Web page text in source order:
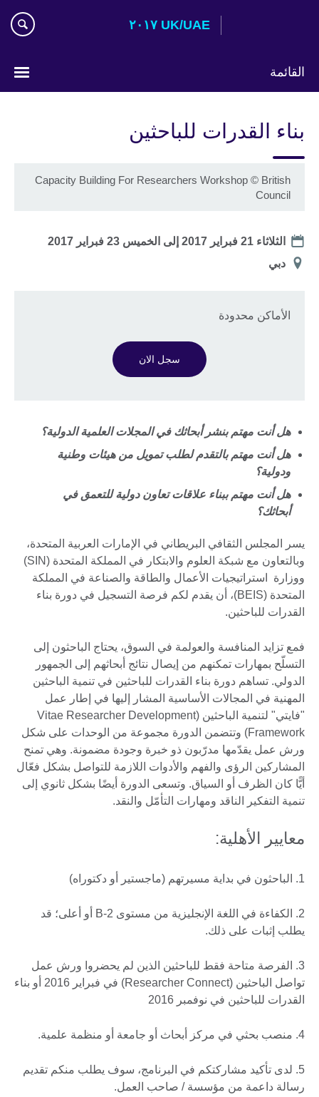
UK/UAE ٢٠١٧
القائمة
بناء القدرات للباحثين
Capacity Building For Researchers Workshop © British
Council
Date
الثلاثاء 21 فبراير 2017 إلى الخميس 23 فبراير 2017
الموقع
دبي‎‎
الأماكن محدودة
سجل الان
هل أنت مهتم بنشر أبحاثك في المجلات العلمية الدولية؟
هل أنت مهتم بالتقدم لطلب تمويل من هيئات وطنية
ودولية؟
هل أنت مهتم ببناء علاقات تعاون دولية للتعمق في
أبحاثك؟
يسر المجلس الثقافي البريطاني في الإمارات العربية المتحدة،
وبالتعاون مع شبكة العلوم والابتكار في المملكة المتحدة (SIN)
ووزارة استراتيجيات الأعمال والطاقة والصناعة في المملكة
المتحدة (BEIS)، أن يقدم لكم فرصة التسجيل في دورة بناء
القدرات للباحثين.
فمع تزايد المنافسة والعولمة في السوق، يحتاج الباحثون إلى
التسلّح بمهارات تمكنهم من إيصال نتائج أبحاثهم إلى الجمهور
الدولي. تساهم دورة بناء القدرات للباحثين في تنمية الباحثين
المهنية في المجالات الأساسية المشار إليها في إطار عمل
"فايتي" لتنمية الباحثين (Vitae Researcher Development
Framework) وتتضمن الدورة مجموعة من الوحدات على شكل
ورش عمل يقدّمها مدرّبون ذو خبرة وجودة مضمونة. وهي تمنح
المشاركين الرؤى والفهم والأدوات اللازمة للتواصل بشكل فعّال
أيًّا كان الظرف أو السياق. وتسعى الدورة أيضًا بشكل ثانوي إلى
تنمية التفكير الناقد ومهارات التأمّل والنقد.
معايير الأهلية:
1. الباحثون في بداية مسيرتهم (ماجستير أو دكتوراه)
2. الكفاءة في اللغة الإنجليزية من مستوى B-2 أو أعلى؛ قد
يطلب إثبات على ذلك.
3. الفرصة متاحة فقط للباحثين الذين لم يحضروا ورش عمل
تواصل الباحثين (Researcher Connect) في فبراير 2016 أو بناء
القدرات للباحثين في نوفمبر 2016
4. منصب بحثي في مركز أبحاث أو جامعة أو منظمة علمية.
5. لدى تأكيد مشاركتكم في البرنامج، سوف يطلب منكم تقديم
رسالة داعمة من مؤسسة / صاحب العمل.